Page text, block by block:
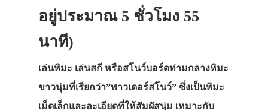
อยู่ประมาณ 5 ชั่วโมง 55
นาที)
เล่นหิมะ เล่นสกี หรือสโนว์บอร์ดท่ามกลางหิมะ
ขาวนุ่มที่เรียกว่า”พาวเดอร์สโนว์” ซึ่งเป็นหิมะ
เม็ดเล็กและละเอียดที่ให้สัมผัสนุ่ม เหมาะกับ